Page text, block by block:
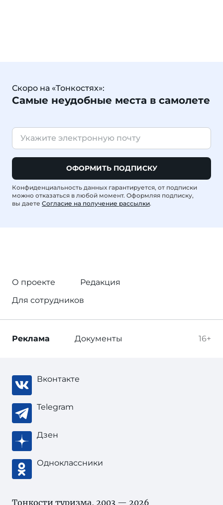
Скоро на «Тонкостях»:
Самые неудобные места в самолете
ОФОРМИТЬ ПОДПИСКУ
Конфиденциальность данных гарантируется, от подписки
можно отказаться в любой момент. Оформляя подписку,
вы даете Согласие на получение рассылки.
О проекте
Редакция
Для сотрудников
16+
Реклама Документы
Вконтакте
Telegram
Дзен
Одноклассники
Тонкости туризма, 2003 — 2026